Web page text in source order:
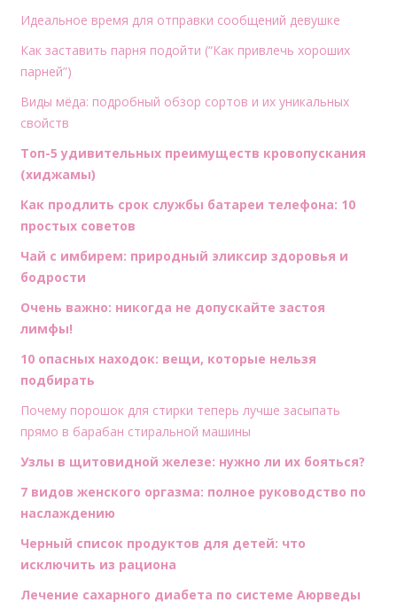
Идеальное время для отправки сообщений девушке
Как заставить парня подойти (“Как привлечь хороших
парней”)
Виды мёда: подробный обзор сортов и их уникальных
свойств
Топ-5 удивительных преимуществ кровопускания
(хиджамы)
Как продлить срок службы батареи телефона: 10
простых советов
Чай с имбирем: природный эликсир здоровья и
бодрости
Очень важно: никогда не допускайте застоя
лимфы!
10 опасных находок: вещи, которые нельзя
подбирать
Почему порошок для стирки теперь лучше засыпать
прямо в барабан стиральной машины
Узлы в щитовидной железе: нужно ли их бояться?
7 видов женского оргазма: полное руководство по
наслаждению
Черный список продуктов для детей: что
исключить из рациона
Лечение сахарного диабета по системе Аюрведы